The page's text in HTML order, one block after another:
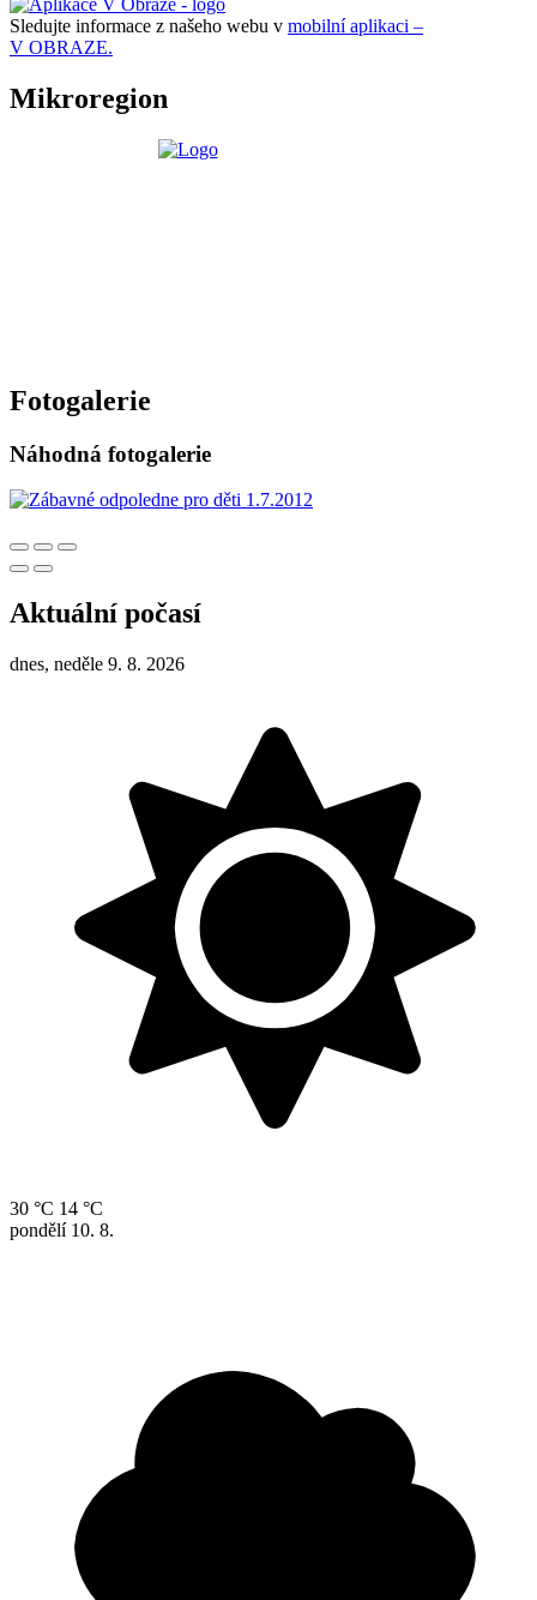
Sledujte informace z našeho webu v mobilní aplikaci –
V OBRAZE.
Mikroregion
Fotogalerie
Náhodná fotogalerie
Aktuální počasí
dnes, neděle 9. 8. 2026
30 °C 14 °C
pondělí 10. 8.